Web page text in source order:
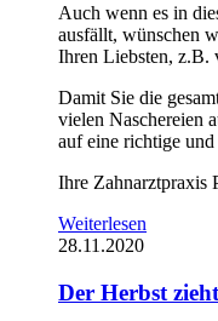
Auch wenn es in
ausfällt, wünschen
Ihren Liebsten, z.B.
Damit Sie die
vielen Naschereien
auf eine richtige
Ihre Zahnarztpraxis
Weiterlesen
28.11.2020
Der Herbst